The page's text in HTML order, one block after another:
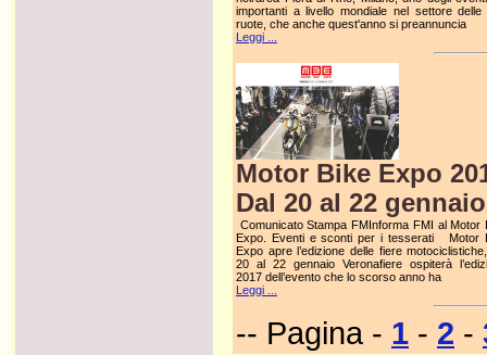
importanti a livello mondiale nel settore delle
ruote, che anche quest'anno si preannuncia
Leggi ...
Motor Bike Expo
Dal 20 al 22
Comunicato Stampa FMInforma FMI al Motor
Expo. Eventi e sconti per i tesserati Motor
Expo apre l’edizione delle fiere
20 al 22 gennaio Veronafiere ospiterà
2017 dell’evento che lo scorso anno ha
Leggi ...
-- Pagina - 1 - 2 -